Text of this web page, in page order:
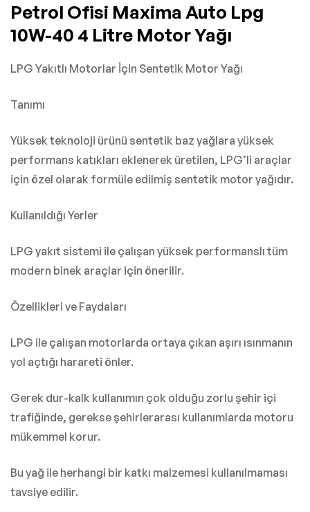
Petrol Ofisi Maxima Auto Lpg
10W-40 4 Litre Motor Yağı
LPG Yakıtlı Motorlar İçin Sentetik Motor Yağı
Tanımı
Yüksek teknoloji ürünü sentetik baz yağlara yüksek
performans katıkları eklenerek üretilen, LPG’li araçlar
için özel olarak formüle edilmiş sentetik motor yağıdır.
Kullanıldığı Yerler
LPG yakıt sistemi ile çalışan yüksek performanslı tüm
modern binek araçlar için önerilir.
Özellikleri ve Faydaları
LPG ile çalışan motorlarda ortaya çıkan aşırı ısınmanın
yol açtığı harareti önler.
Gerek dur-kalk kullanımın çok olduğu zorlu şehir içi
trafiğinde, gerekse şehirlerarası kullanımlarda motoru
mükemmel korur.
Bu yağ ile herhangi bir katkı malzemesi kullanılmaması
tavsiye edilir.